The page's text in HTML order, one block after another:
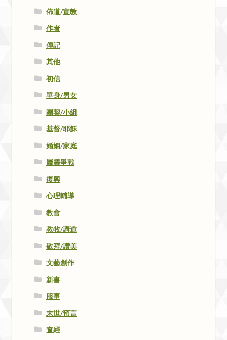
佈道/宣教
作者
傳記
其他
初信
單身/男女
團契/小組
基督/耶穌
婚姻/家庭
屬靈爭戰
復興
心理輔導
教會
教牧/講道
敬拜/讚美
文藝創作
新書
服事
末世/預言
查經